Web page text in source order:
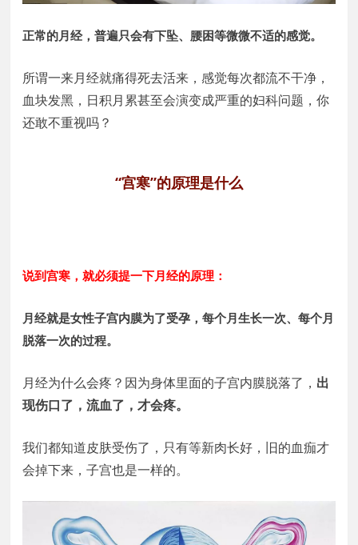
正常的月经，普遍只会有下坠、腰困等微微不适的感觉。
所谓一来月经就痛得死去活来，感觉每次都流不干净，
血块发黑，日积月累甚至会演变成严重的妇科问题，你
还敢不重视吗？
“宫寒”的原理是什么
说到宫寒，就必须提一下月经的原理：
月经就是女性子宫内膜为了受孕，每个月生长一次、每个月
脱落一次的过程。
月经为什么会疼？因为身体里面的子宫内膜脱落了， 出
现伤口了，流血了，才会疼。
我们都知道皮肤受伤了，只有等新肉长好，旧的血痂才
会掉下来，子宫也是一样的。